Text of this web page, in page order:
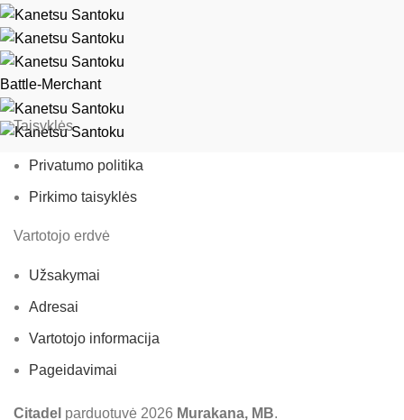
Battle-Merchant
Taisyklės
Privatumo politika
Pirkimo taisyklės
Vartotojo erdvė
Užsakymai
Adresai
Vartotojo informacija
Pageidavimai
Citadel parduotuvė 2026 Murakana, MB.